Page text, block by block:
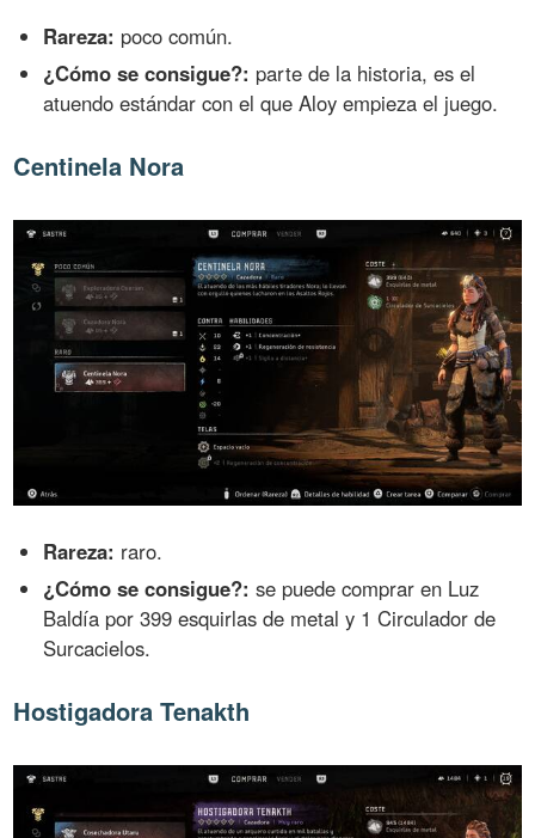
Rareza: poco común.
¿Cómo se consigue?: parte de la historia, es el
atuendo estándar con el que Aloy empieza el juego.
Centinela Nora
Rareza: raro.
¿Cómo se consigue?: se puede comprar en Luz
Baldía por 399 esquirlas de metal y 1 Circulador de
Surcacielos.
Hostigadora Tenakth